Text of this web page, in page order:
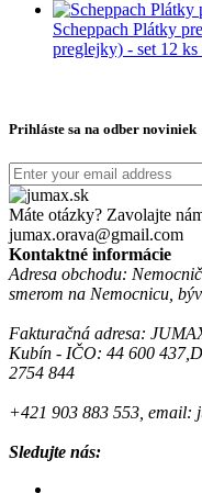
Scheppach Plátky
preglejky) - set 12 ks
Prihláste sa na odber noviniek
Máte otázky? Zavolajte
jumax.orava@gmail.com
Kontaktné informácie
Adresa obchodu:
smerom na Nemocnicu,
Fakturačná adresa:
Kubín - IČO: 44 600
2754 844
+421 903 883 553, email:
Sledujte nás: